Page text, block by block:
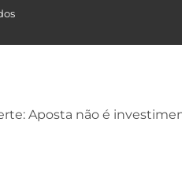
Aposta não é